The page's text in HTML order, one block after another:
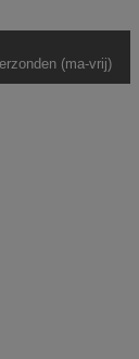
(ma-vrij)